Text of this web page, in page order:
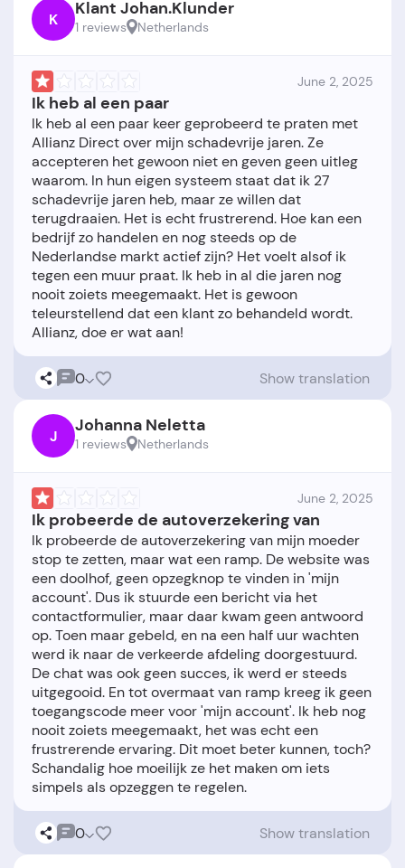
K Klant Johan.Klunder
1 reviews Netherlands
June 2, 2025
Ik heb al een paar
Ik heb al een paar keer geprobeerd te praten met
Allianz Direct over mijn schadevrije jaren. Ze
accepteren het gewoon niet en geven geen uitleg
waarom. In hun eigen systeem staat dat ik 27
schadevrije jaren heb, maar ze willen dat
terugdraaien. Het is echt frustrerend. Hoe kan een
bedrijf zo handelen en nog steeds op de
Nederlandse markt actief zijn? Het voelt alsof ik
tegen een muur praat. Ik heb in al die jaren nog
nooit zoiets meegemaakt. Het is gewoon
teleurstellend dat een klant zo behandeld wordt.
0 Show translation
J Johanna Neletta
1 reviews Netherlands
June 2, 2025
Ik probeerde de autoverzekering van
Ik probeerde de autoverzekering van mijn moeder
stop te zetten, maar wat een ramp. De website was
een doolhof, geen opzegknop te vinden in 'mijn
account'. Dus ik stuurde een bericht via het
contactformulier, maar daar kwam geen antwoord
op. Toen maar gebeld, en na een half uur wachten
werd ik naar de verkeerde afdeling doorgestuurd.
De chat was ook geen succes, ik werd er steeds
uitgegooid. En tot overmaat van ramp kreeg ik geen
toegangscode meer voor 'mijn account'. Ik heb nog
nooit zoiets meegemaakt, het was echt een
frustrerende ervaring. Dit moet beter kunnen, toch?
Schandalig hoe moeilijk ze het maken om iets
0 Show translation